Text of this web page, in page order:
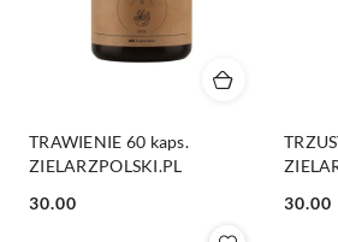
TRAWIENIE 60 kaps.
ZIELARZPOLSKI.PL
Cena:
30.00 Cena:
30.00